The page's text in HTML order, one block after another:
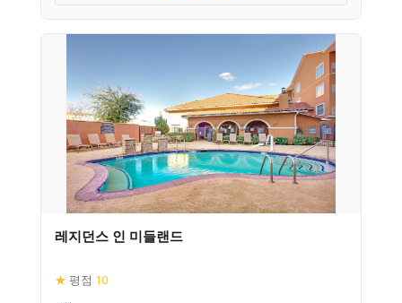
레지던스 인 미들랜드
★ 평점 10